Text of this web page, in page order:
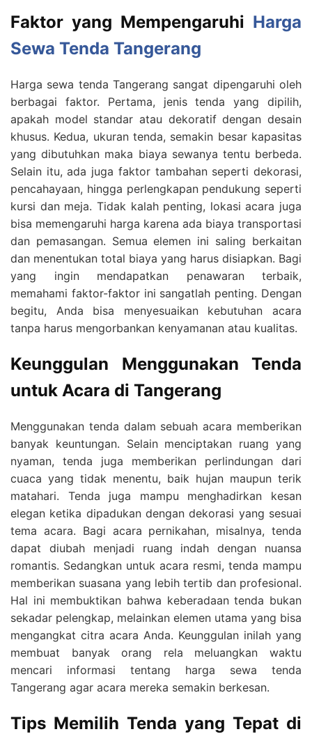
Faktor yang Mempengaruhi Harga
Sewa Tenda Tangerang
Harga sewa tenda Tangerang sangat dipengaruhi oleh
berbagai faktor. Pertama, jenis tenda yang dipilih,
apakah model standar atau dekoratif dengan desain
khusus. Kedua, ukuran tenda, semakin besar kapasitas
yang dibutuhkan maka biaya sewanya tentu berbeda.
Selain itu, ada juga faktor tambahan seperti dekorasi,
pencahayaan, hingga perlengkapan pendukung seperti
kursi dan meja. Tidak kalah penting, lokasi acara juga
bisa memengaruhi harga karena ada biaya transportasi
dan pemasangan. Semua elemen ini saling berkaitan
dan menentukan total biaya yang harus disiapkan. Bagi
yang ingin mendapatkan penawaran terbaik,
memahami faktor-faktor ini sangatlah penting. Dengan
begitu, Anda bisa menyesuaikan kebutuhan acara
tanpa harus mengorbankan kenyamanan atau kualitas.
Keunggulan Menggunakan Tenda
untuk Acara di Tangerang
Menggunakan tenda dalam sebuah acara memberikan
banyak keuntungan. Selain menciptakan ruang yang
nyaman, tenda juga memberikan perlindungan dari
cuaca yang tidak menentu, baik hujan maupun terik
matahari. Tenda juga mampu menghadirkan kesan
elegan ketika dipadukan dengan dekorasi yang sesuai
tema acara. Bagi acara pernikahan, misalnya, tenda
dapat diubah menjadi ruang indah dengan nuansa
romantis. Sedangkan untuk acara resmi, tenda mampu
memberikan suasana yang lebih tertib dan profesional.
Hal ini membuktikan bahwa keberadaan tenda bukan
sekadar pelengkap, melainkan elemen utama yang bisa
mengangkat citra acara Anda. Keunggulan inilah yang
membuat banyak orang rela meluangkan waktu
mencari informasi tentang harga sewa tenda
Tangerang agar acara mereka semakin berkesan.
Tips Memilih Tenda yang Tepat di